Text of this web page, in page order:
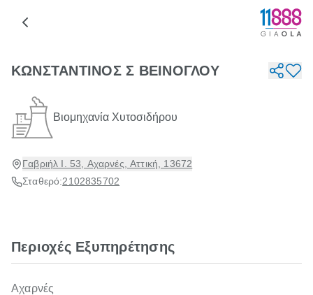
ΚΩΝΣΤΑΝΤΙΝΟΣ Σ ΒΕΙΝΟΓΛΟΥ
Βιομηχανία Χυτοσιδήρου
Γαβριήλ Ι. 53, Αχαρνές, Αττική, 13672
Σταθερό:2102835702
Περιοχές Εξυπηρέτησης
Αχαρνές